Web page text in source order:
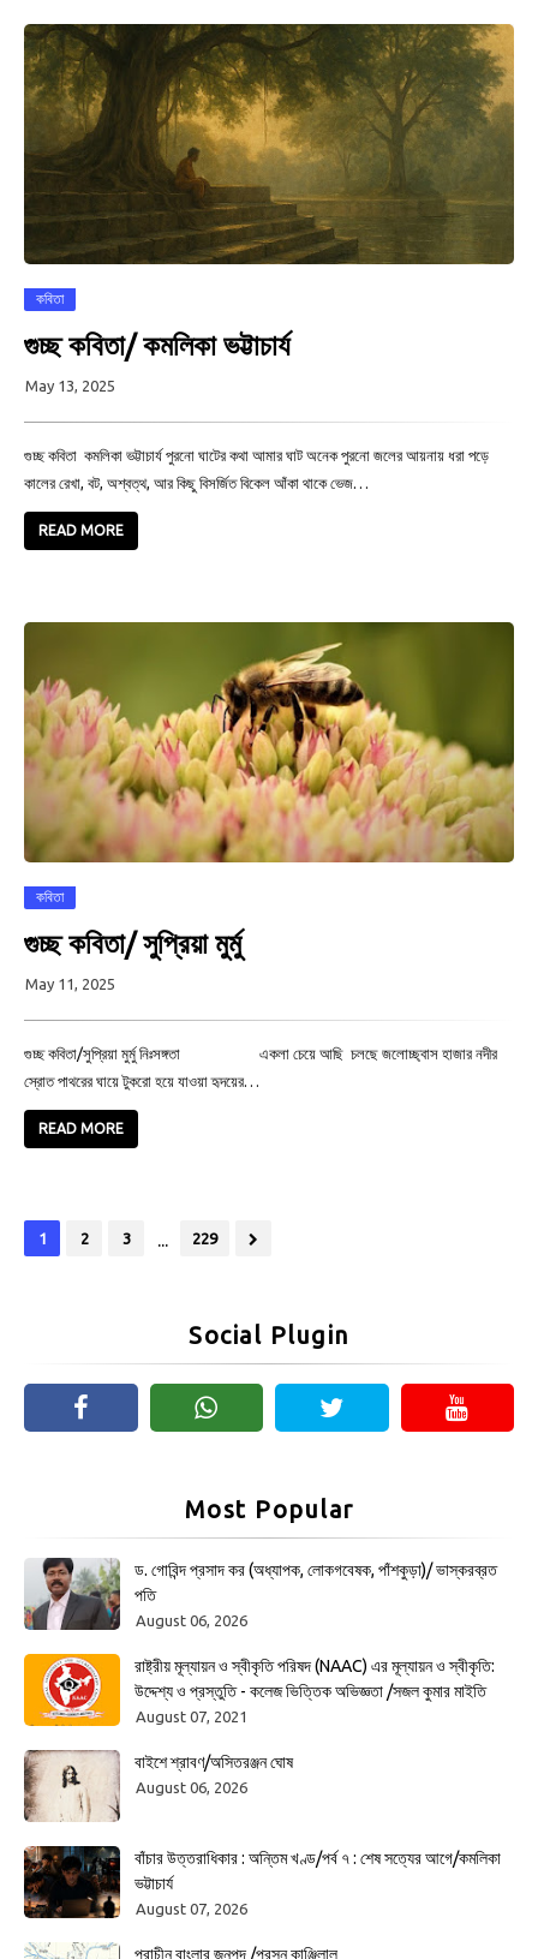
কবিতা
গুচ্ছ কবিতা/ কমলিকা ভট্টাচার্য
May 13, 2025
গুচ্ছ কবিতা কমলিকা ভট্টাচার্য পুরনো ঘাটের কথা আমার ঘাট অনেক পুরনো জলের আয়নায় ধরা পড়ে
কালের রেখা, বট, অশ্বত্থ, আর কিছু বিসর্জিত বিকেল আঁকা থাকে ভেজ…
READ MORE
কবিতা
গুচ্ছ কবিতা/ সুপ্রিয়া মুর্মু
May 11, 2025
গুচ্ছ কবিতা/সুপ্রিয়া মুর্মু নিঃসঙ্গতা একলা চেয়ে আছি চলছে জলোচ্ছ্বাস হাজার নদীর
স্রোত পাথরের ঘায়ে টুকরো হয়ে যাওয়া হৃদয়ের…
READ MORE
1 2 3 ... 229
Social Plugin
Most Popular
ড. গোবিন্দ প্রসাদ কর (অধ্যাপক, লোকগবেষক, পাঁশকুড়া)/ ভাস্করব্রত
পতি
August 06, 2026
রাষ্ট্রীয় মূল্যায়ন ও স্বীকৃতি পরিষদ (NAAC) এর মূল্যায়ন ও স্বীকৃতি:
উদ্দেশ্য ও প্রস্তুতি - কলেজ ভিত্তিক অভিজ্ঞতা /সজল কুমার মাইতি
August 07, 2021
বাইশে শ্রাবণ/অসিতরঞ্জন ঘোষ
August 06, 2026
বাঁচার উত্তরাধিকার : অন্তিম খণ্ড/পর্ব ৭ : শেষ সত্যের আগে/কমলিকা
ভট্টাচার্য
August 07, 2026
প্রাচীন বাংলার জনপদ /প্রসূন কাঞ্জিলাল